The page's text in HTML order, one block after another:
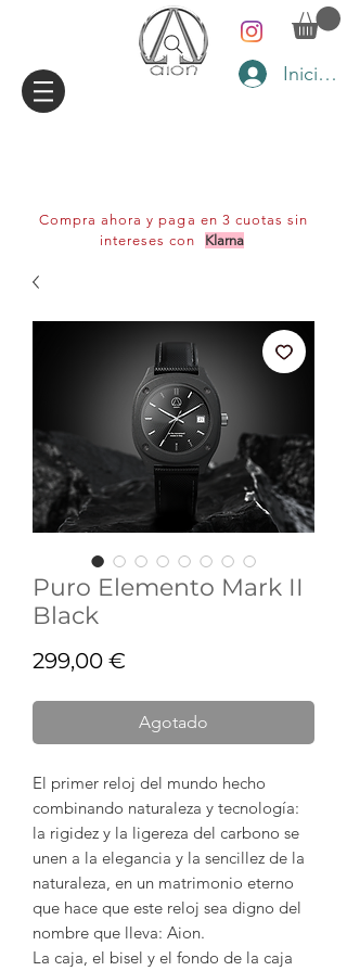
Iniciar
Compra ahora y paga en 3 cuotas sin
intereses con
Klarna
Puro Elemento Mark II
Black
299,00 €
Agotado
El primer reloj del mundo hecho
combinando naturaleza y tecnología:
la rigidez y la ligereza del carbono se
unen a la elegancia y la sencillez de la
naturaleza, en un matrimonio eterno
que hace que este reloj sea digno del
nombre que lleva: Aion.
La caja, el bisel y el fondo de la caja